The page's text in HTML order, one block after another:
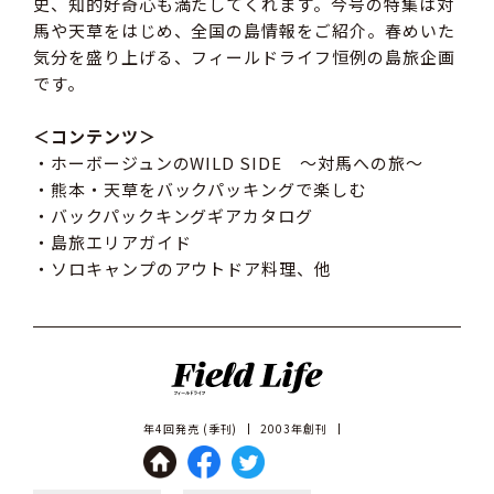
馬や天草をはじめ、全国の島情報をご紹介。春めいた
気分を盛り上げる、フィールドライフ恒例の島旅企画
です。
＜コンテンツ＞
・ホーボージュンのWILD SIDE 〜対馬への旅〜
・熊本・天草をバックパッキングで楽しむ
・バックパックキングギアカタログ
・島旅エリアガイド
・ソロキャンプのアウトドア料理、他
年4回発売 (季刊) 2003年創刊